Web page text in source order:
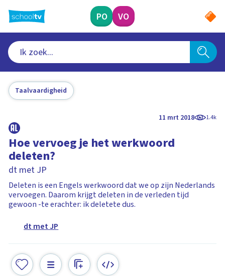
naar
hoofdinhoud
PO VO
Taalvaardigheid
11 mrt 2018 1.4k
Hoe vervoeg je het werkwoord
deleten?
dt met JP
Deleten is een Engels werkwoord dat we op zijn Nederlands
vervoegen. Daarom krijgt deleten in de verleden tijd
gewoon -te erachter: ik deletete dus.
dt met JP